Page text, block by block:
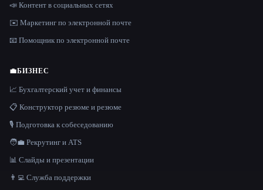
📣 Контент в социальных сетях
✉️ Маркетинг по электронной почте
📧 Помощник по электронной почте
💼БИЗНЕС
📈 Бухгалтерский учет и финансы
📋 Конструктор резюме и резюме
🎙️ Подготовка к собеседованию
🧑‍💼 Рекрутинг и ATS
📊 Слайды и презентации
👨‍💻 Служба поддержки